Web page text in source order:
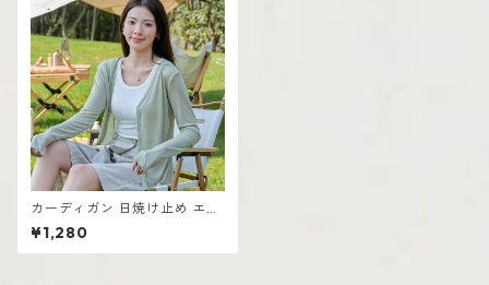
カーディガン 日焼け止め エア
コン対策 春夏 薄いニット
¥1,280